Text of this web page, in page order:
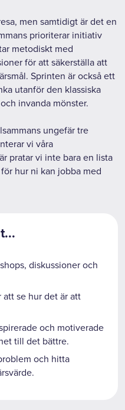
men samtidigt är det en
prioriterar initiativ
metodiskt med
för att säkerställa att
Sprinten är också ett
utanför den klassiska
invanda mönster.
ungefär tre
vi våra
pratar vi inte bara en lista
hur ni kan jobba med
diskussioner och
se hur det är att
och motiverade
till det bättre.
och hitta